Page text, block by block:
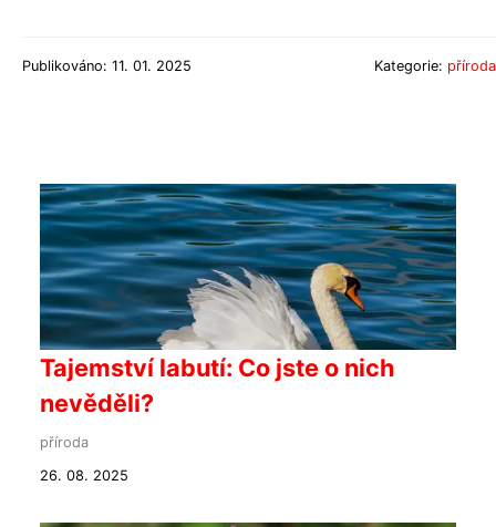
Publikováno: 11. 01. 2025 Kategorie: příroda
Tajemství labutí: Co jste o nich
nevěděli?
příroda
26. 08. 2025